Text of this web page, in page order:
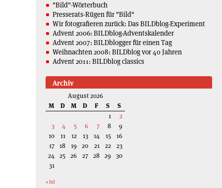
"Bild"-Wörterbuch
Presserats-Rügen für "Bild"
Wir fotografieren zurück: Das BILDblog-Experiment
Advent 2006: BILDblog-Adventskalender
Advent 2007: BILDblogger für einen Tag
Weihnachten 2008: BILDblog vor 40 Jahren
Advent 2011: BILDblog classics
Archiv
August 2026
M
D M D F S
S
1
2
3
4 5 6 7 8
9
10
11 12 13 14 15
16
17 18 19 20 21 22
23
24 25 26 27 28 29 30
31
« Jul